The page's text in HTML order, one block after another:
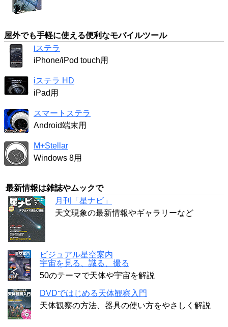
屋外でも手軽に使える便利なモバイルツール
iステラ
iPhone/iPod touch用
iステラ HD
iPad用
スマートステラ
Android端末用
M+Stellar
Windows 8用
最新情報は雑誌やムックで
月刊「星ナビ」
天文現象の最新情報やギャラリーなど
ビジュアル星空案内
宇宙を見る、識る、撮る
50のテーマで天体や宇宙を解説
DVDではじめる天体観察入門
天体観察の方法、器具の使い方をやさしく解説